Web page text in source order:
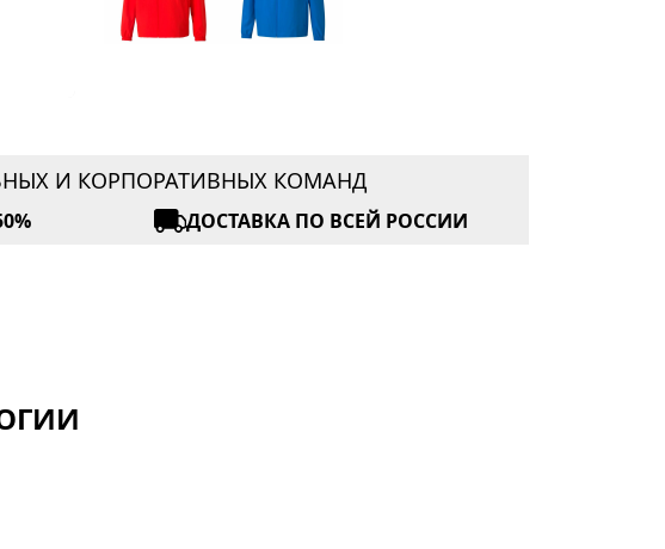
И КОРПОРАТИВНЫХ КОМАНД
ДОСТАВКА ПО ВСЕЙ РОССИИ